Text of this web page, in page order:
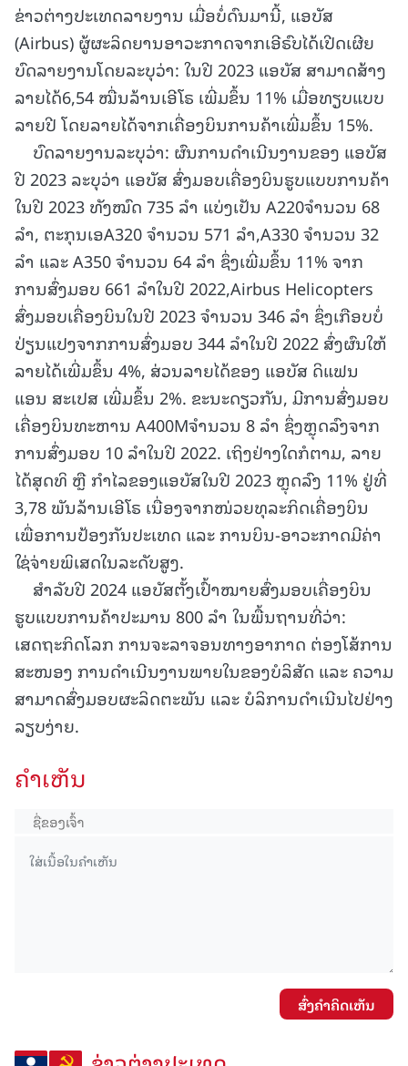
ຂ່າວຕ່າງປະເທດລາຍງານ ເມື່ອບໍ່ດົນມານີ້, ແອບັສ
(Airbus) ຜູ້ຜະລິດຍານອາວະກາດຈາກເອີຣົບໄດ້ເປີດເຜີຍ
ບົດລາຍງານໂດຍລະບຸວ່າ: ໃນປີ 2023 ແອບັສ ສາມາດສ້າງ
ລາຍໄດ້6,54 ໝື່ນລ້ານເອີໂຣ ເພີ່ມຂຶ້ນ 11% ເມື່ອທຽບແບບ
ລາຍປີ ໂດຍລາຍໄດ້ຈາກເຄື່ອງບິນການຄ້າເພີ່ມຂຶ້ນ 15%.
ບົດລາຍງານລະບຸວ່າ: ຜົນການດຳເນີນງານຂອງ ແອບັສ
ປີ 2023 ລະບຸວ່າ ແອບັສ ສົ່ງມອບເຄື່ອງບິນຮູບແບບການຄ້າ
ໃນປີ 2023 ທັງໝົດ 735 ລຳ ແບ່ງເປັນ A220ຈຳນວນ 68
ລຳ, ຕະກຸນເອA320 ຈຳນວນ 571 ລຳ,A330 ຈຳນວນ 32
ລຳ ແລະ A350 ຈຳນວນ 64 ລຳ ຊຶ່ງເພີ່ມຂຶ້ນ 11% ຈາກ
ການສົ່ງມອບ 661 ລຳໃນປີ 2022,Airbus Helicopters
ສົ່ງມອບເຄື່ອງບິນໃນປີ 2023 ຈຳນວນ 346 ລຳ ຊຶ່ງເກືອບບໍ່
ປ່ຽນແປງຈາກການສົ່ງມອບ 344 ລຳໃນປີ 2022 ສົ່ງຜົນໃຫ້
ລາຍໄດ້ເພີ່ມຂຶ້ນ 4%, ສ່ວນລາຍໄດ້ຂອງ ແອບັສ ດິແຟນ
ແອນ ສະເປສ ເພີ່ມຂຶ້ນ 2%. ຂະນະດຽວກັນ, ມີການສົ່ງມອບ
ເຄື່ອງບິນທະຫານ A400Mຈຳນວນ 8 ລຳ ຊຶ່ງຫຼຸດລົງຈາກ
ການສົ່ງມອບ 10 ລຳໃນປີ 2022. ເຖິງຢ່າງໃດກໍຕາມ, ລາຍ
ໄດ້ສຸດທິ ຫຼື ກຳໄລຂອງແອບັສໃນປີ 2023 ຫຼຸດລົງ 11% ຢູ່ທີ່
3,78 ພັນລ້ານເອີໂຣ ເນື່ອງຈາກໜ່ວຍທຸລະກິດເຄື່ອງບິນ
ເພື່ອການປ້ອງກັນປະເທດ ແລະ ການບິນ-ອາວະກາດມີຄ່າ
ໃຊ່ຈ່າຍພິເສດໃນລະດັບສູງ.
ສຳລັບປີ 2024 ແອບັສຕັ້ງເປົ້າໝາຍສົ່ງມອບເຄື່ອງບິນ
ຮູບແບບການຄ້າປະມານ 800 ລຳ ໃນພື້ນຖານທີ່ວ່າ:
ເສດຖະກິດໂລກ ການຈະລາຈອນທາງອາກາດ ຕ່ອງໂສ້ການ
ສະໜອງ ການດຳເນີນງານພາຍໃນຂອງບໍລິສັດ ແລະ ຄວາມ
ສາມາດສົ່ງມອບຜະລິດຕະພັນ ແລະ ບໍລິການດຳເນີນໄປຢ່າງ
ລຽບງ່າຍ.
ຄໍາເຫັນ
ສົ່ງຄໍາຄິດເຫັນ